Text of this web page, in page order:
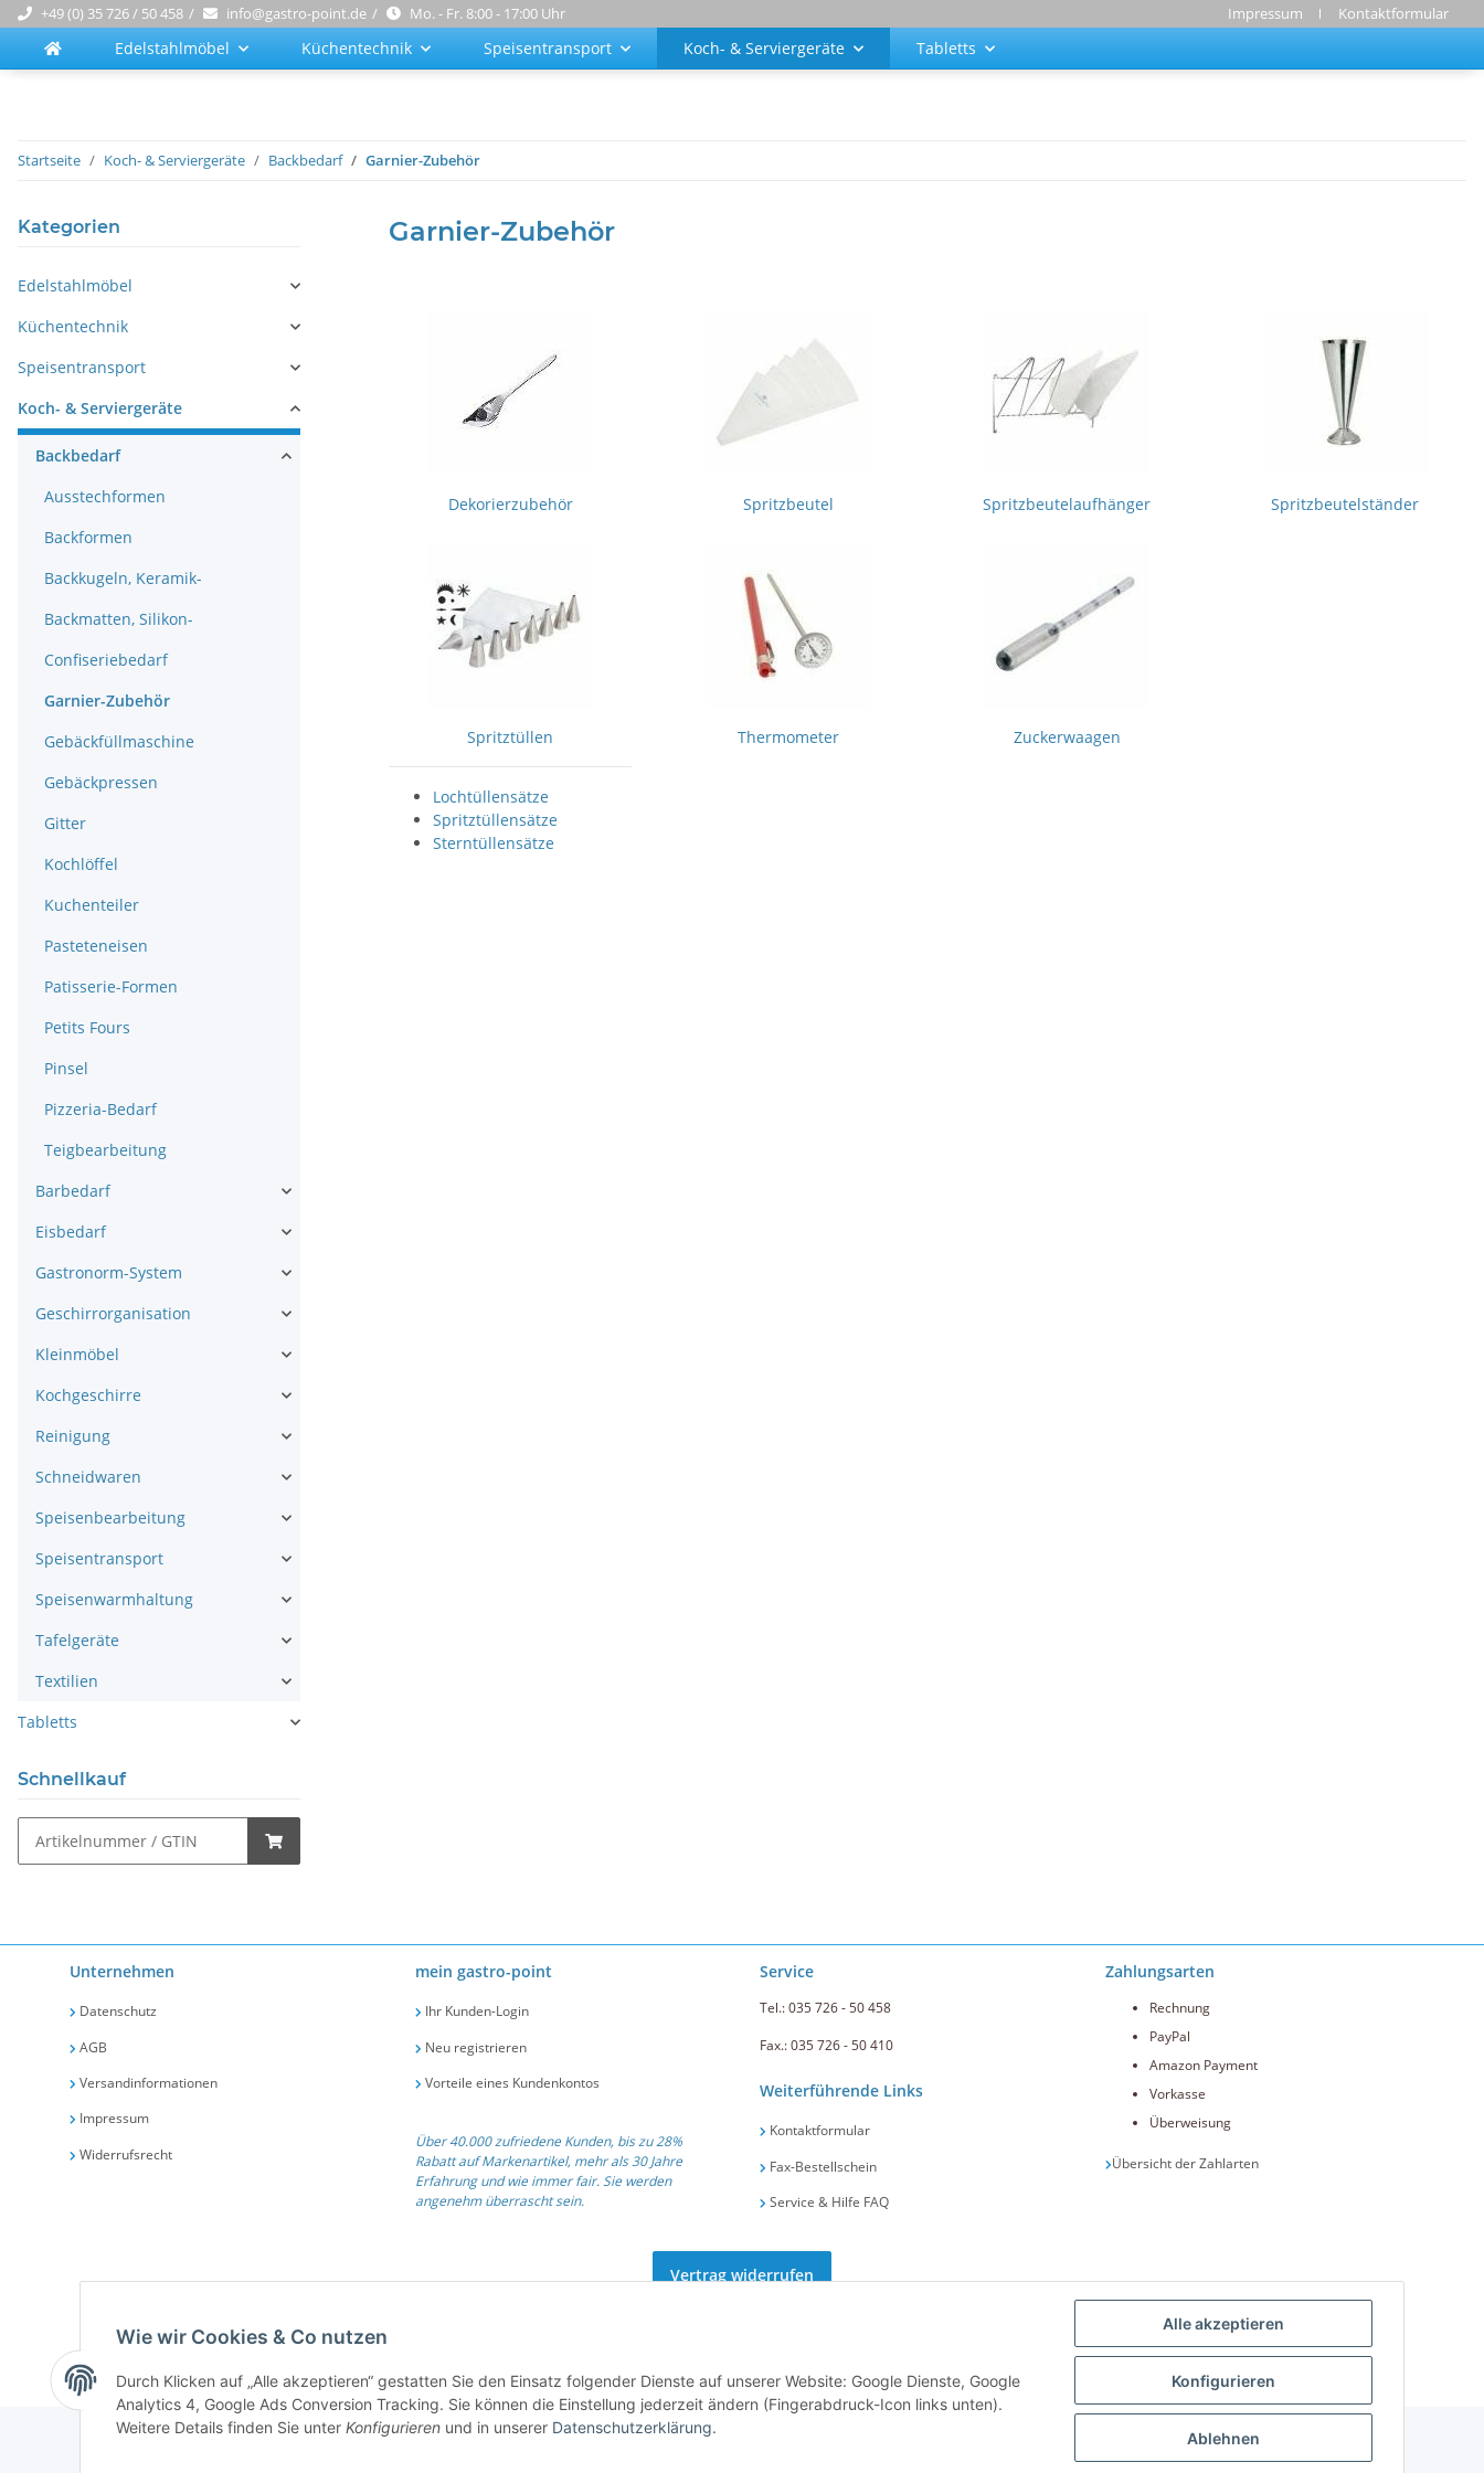
+49 (0) 35 726 / 50 458 info@gastro-point.de Mo. - Fr. 8:00 - 17:00 Uhr Impressum Kontaktformular
Edelstahlmöbel Küchentechnik Speisentransport Koch- & Serviergeräte Tabletts
Startseite Koch- & Serviergeräte Backbedarf Garnier-Zubehör
Garnier-Zubehör
Dekorierzubehör Spritzbeutel Spritzbeutelaufhänger Spritzbeutelständer
Spritztüllen
Lochtüllensätze
Spritztüllensätze
Sterntüllensätze
Thermometer Zuckerwaagen
Kategorien
Edelstahlmöbel
Küchentechnik
Speisentransport
Koch- & Serviergeräte
Backbedarf
Ausstechformen
Backformen
Backkugeln, Keramik-
Backmatten, Silikon-
Confiseriebedarf
Garnier-Zubehör
Gebäckfüllmaschine
Gebäckpressen
Gitter
Kochlöffel
Kuchenteiler
Pasteteneisen
Patisserie-Formen
Petits Fours
Pinsel
Pizzeria-Bedarf
Teigbearbeitung
Barbedarf
Eisbedarf
Gastronorm-System
Geschirrorganisation
Kleinmöbel
Kochgeschirre
Reinigung
Schneidwaren
Speisenbearbeitung
Speisentransport
Speisenwarmhaltung
Tafelgeräte
Textilien
Tabletts
Schnellkauf
Unternehmen
Datenschutz
AGB
Versandinformationen
Impressum
Widerrufsrecht
mein gastro-point
Ihr Kunden-Login
Neu registrieren
Vorteile eines Kundenkontos
Über 40.000 zufriedene Kunden, bis zu 28%
Rabatt auf Markenartikel, mehr als 30 Jahre
Erfahrung und wie immer fair. Sie werden
angenehm überrascht sein.
Service
Tel.: 035 726 - 50 458
Fax.: 035 726 - 50 410
Weiterführende Links
Kontaktformular
Fax-Bestellschein
Service & Hilfe FAQ
Zahlungsarten
Rechnung
PayPal
Amazon Payment
Vorkasse
Überweisung
Übersicht der Zahlarten
Vertrag widerrufen
Wie wir Cookies & Co nutzen
Durch Klicken auf „Alle akzeptieren“ gestatten Sie den Einsatz folgender Dienste auf unserer Website: Google Dienste, Google
Analytics 4, Google Ads Conversion Tracking. Sie können die Einstellung jederzeit ändern (Fingerabdruck-Icon links unten).
Weitere Details finden Sie unter Konfigurieren und in unserer Datenschutzerklärung.
Alle akzeptieren
Konfigurieren
Ablehnen